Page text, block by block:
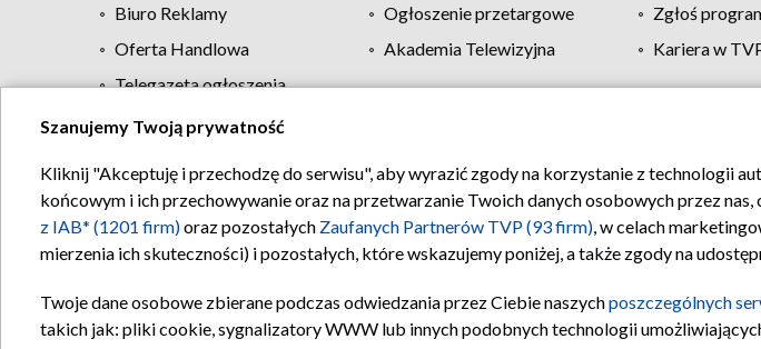
Biuro Reklamy
Ogłoszenie przetargowe Zgłoś
Oferta Handlowa
Akademia Telewizyjna Kariera w
Telegazeta ogłoszenia
Regulamin TVP Polityka prywatności Moje
Szanujemy Twoją prywatność
Kliknij "Akceptuję i przechodzę do serwisu", aby wyrazić zgody na korzystanie z technologii
końcowym i ich przechowywanie oraz na przetwarzanie Twoich danych osobowych przez
z IAB* (1201 firm)oraz pozostałych Zaufanych Partnerów TVP (93 firm), w celach
mierzenia ich skuteczności) i pozostałych, które wskazujemy poniżej, a także zgody na
Twoje dane osobowe zbierane podczas odwiedzania przez Ciebie naszychposzczególnych
takich jak: pliki cookie, sygnalizatory WWW lub innych podobnych technologii